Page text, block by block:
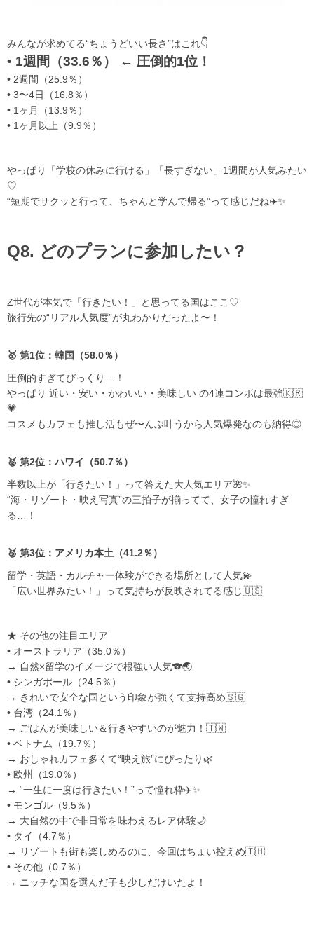
みんなが求めてる“ちょうどいい長さ”はこれ👇
• 1週間（33.6％） ← 圧倒的1位！
• 2週間（25.9％）
• 3〜4日（16.8％）
• 1ヶ月（13.9％）
• 1ヶ月以上（9.9％）
やっぱり「学校の休みに行ける」「長すぎない」1週間が人気みたい
♡
“短期でサクッと行って、ちゃんと学んで帰る”って感じだね✈️✨
Q8. どのプランに参加したい？
Z世代が本気で「行きたい！」と思ってる国はここ♡
旅行先の“リアル人気度”が丸わかりだったよ〜！
🥇 第1位：韓国（58.0％）
圧倒的すぎてびっくり…！
やっぱり 近い・安い・かわいい・美味しい の4連コンボは最強🇰🇷
💗
コスメもカフェも推し活もぜ〜んぶ叶うから人気爆発なのも納得◎
🥈 第2位：ハワイ（50.7％）
半数以上が「行きたい！」って答えた大人気エリア🌺✨
“海・リゾート・映え写真”の三拍子が揃ってて、女子の憧れすぎ
る…！
🥉 第3位：アメリカ本土（41.2％）
留学・英語・カルチャー体験ができる場所として人気💫
「広い世界みたい！」って気持ちが反映されてる感じ🇺🇸
★ その他の注目エリア
• オーストラリア（35.0％）
→ 自然×留学のイメージで根強い人気🐨🌏
• シンガポール（24.5％）
→ きれいで安全な国という印象が強くて支持高め🇸🇬
• 台湾（24.1％）
→ ごはんが美味しい＆行きやすいのが魅力！🇹🇼
• ベトナム（19.7％）
→ おしゃれカフェ多くて“映え旅”にぴったり🌿
• 欧州（19.0％）
→ “一生に一度は行きたい！”って憧れ枠✈️✨
• モンゴル（9.5％）
→ 大自然の中で非日常を味わえるレア体験🌙
• タイ（4.7％）
→ リゾートも街も楽しめるのに、今回はちょい控えめ🇹🇭
• その他（0.7％）
→ ニッチな国を選んだ子も少しだけいたよ！